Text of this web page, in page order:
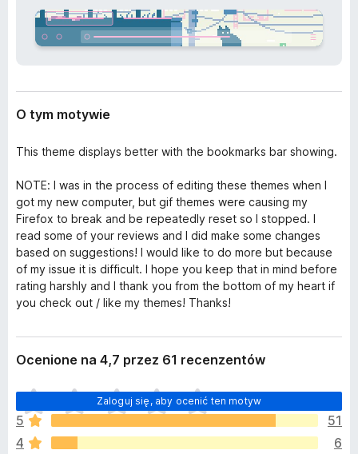
k
i
F
o
O tym motywie
This theme displays better with the bookmarks bar showing.
NOTE: I was in the process of editing these themes when I
got my new computer, but gif themes were causing my
Firefox to break and be repeatedly reset so I stopped. I
read some of your reviews and I did make some changes
based on suggestions! I would like to do more but because
of my issue it is difficult. I hope you keep that in mind before
rating harshly and I thank you from the bottom of my heart if
you check out / like my themes! Thanks!
Ocenione na 4,7 przez 61 recenzentów
Zaloguj się, aby ocenić ten motyw
N
i
e
m
5
51
4
6